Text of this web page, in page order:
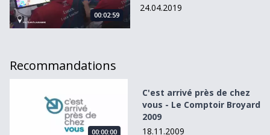
00:02:59
24.04.2019
Recommandations
00:00:00
C'est arrivé près de chez
vous - Le Comptoir Broyard
2009
18.11.2009